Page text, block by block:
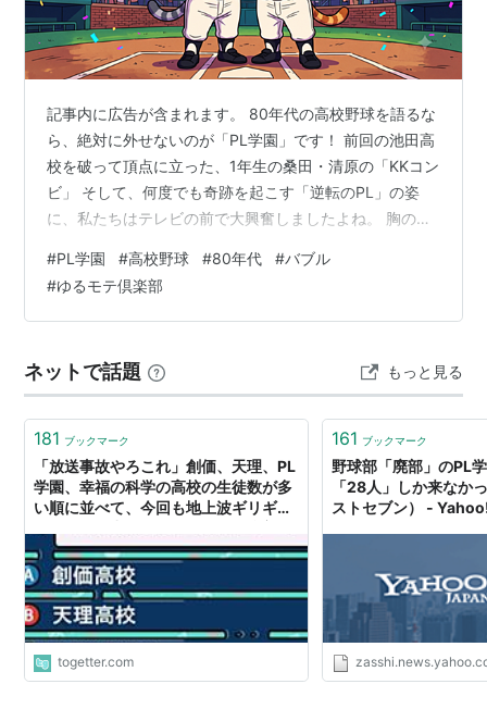
記事内に広告が含まれます。 80年代の高校野球を語るな
ら、絶対に外せないのが「PL学園」です！ 前回の池田高
校を破って頂点に立った、1年生の桑田・清原の「KKコン
ビ」 そして、何度でも奇跡を起こす「逆転のPL」の姿
に、私たちはテレビの前で大興奮しましたよね。 胸のマ
の歴史。 さあ、あの熱狂の甲子園へ、もう一度タイムス
リップしましょう！ 【熱狂の80's甲子園】出待ちファン
500人超え！徳島・池田高校「やまびこ打線」が変えた
が震え上がった！？「逆転のPL」と呼ばれる圧倒的な強
さ あの時代、…
#PL学園 #高校野球 #80年代 #バブル
#ゆるモテ倶楽部
ネットで話題 もっと見る
181 ブックマーク
「放送事故やろこれ」創価、天理、PL
学園、幸福の科学の高校の生徒数が多
い順に並べて、今回も地上波ギリギリ
togetter.com
161 ブックマーク
野球部「廃部」のPL
「28人」しか来なか
ストセブン） -